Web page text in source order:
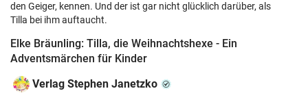
den Geiger, kennen. Und der ist gar nicht glücklich darüber, als
Tilla bei ihm auftaucht.
Elke Bräunling: Tilla, die Weihnachtshexe - Ein
Adventsmärchen für Kinder
Verlag Stephen Janetzko